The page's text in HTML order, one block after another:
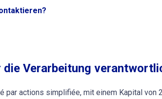
Verarbeitung
actions simplifiée, mit einem Kapital